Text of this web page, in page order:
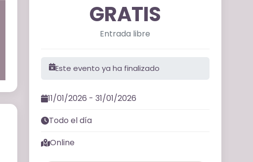
GRATIS
Entrada libre
Este evento ya ha finalizado
11/01/2026 - 31/01/2026
Todo el día
Online